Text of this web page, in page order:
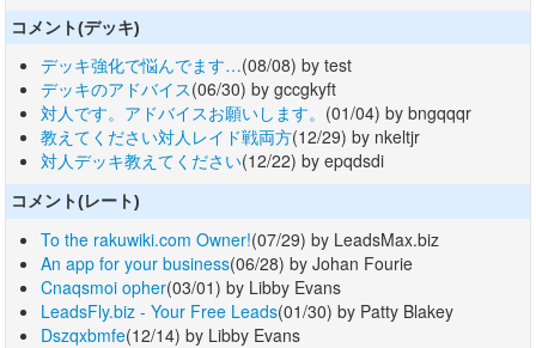
コメント(デッキ)
デッキ強化で悩んでます…(08/08) by test
デッキのアドバイス(06/30) by gccgkyft
対人です。アドバイスお願いします。 (01/04) by bngqqqr
教えてください対人レイド戦両方(12/29) by nkeltjr
対人デッキ教えてください(12/22) by epqdsdi
コメント(レート)
To the rakuwiki.com Owner!(07/29) by LeadsMax.biz
An app for your business(06/28) by Johan Fourie
Cnaqsmoi opher(03/01) by Libby Evans
LeadsFly.biz - Your Free Leads(01/30) by Patty Blakey
Dszqxbmfe(12/14) by Libby Evans